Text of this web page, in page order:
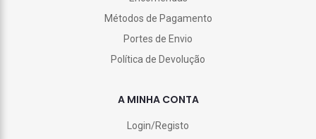
Métodos de Pagamento
Portes de Envio
Política de Devolução
A MINHA CONTA
Login/Registo